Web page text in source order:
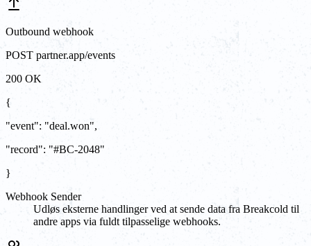
Outbound webhook
POST partner.app/events
200 OK
{
"event": "deal.won",
"record": "#BC-2048"
}
Webhook Sender
Udløs eksterne handlinger ved at sende data fra Breakcold til
andre apps via fuldt tilpasselige webhooks.